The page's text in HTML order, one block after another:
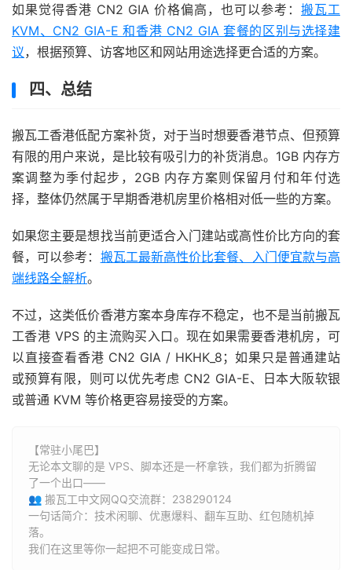
如果觉得香港 CN2 GIA 价格偏高，也可以参考： 搬瓦工
KVM、CN2 GIA-E 和香港 CN2 GIA 套餐的区别与选择建
议，根据预算、访客地区和网站用途选择更合适的方案。
四、总结
搬瓦工香港低配方案补货，对于当时想要香港节点、但预算
有限的用户来说，是比较有吸引力的补货消息。1GB 内存方
案调整为季付起步，2GB 内存方案则保留月付和年付选
择，整体仍然属于早期香港机房里价格相对低一些的方案。
如果您主要是想找当前更适合入门建站或高性价比方向的套
餐，可以参考： 搬瓦工最新高性价比套餐、入门便宜款与高
端线路全解析。
不过，这类低价香港方案本身库存不稳定，也不是当前搬瓦
工香港 VPS 的主流购买入口。现在如果需要香港机房，可
以直接查看香港 CN2 GIA / HKHK_8；如果只是普通建站
或预算有限，则可以优先考虑 CN2 GIA-E、日本大阪软银
或普通 KVM 等价格更容易接受的方案。
【常驻小尾巴】
无论本文聊的是 VPS、脚本还是一杯拿铁，我们都为折腾留
了一个出口——
👥 搬瓦工中文网QQ交流群：238290124
一句话简介：技术闲聊、优惠爆料、翻车互助、红包随机掉
落。
我们在这里等你一起把不可能变成日常。